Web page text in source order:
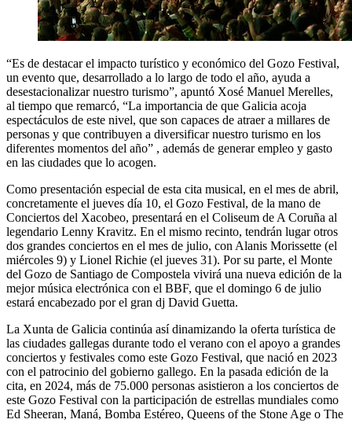
“Es de destacar el impacto turístico y económico del Gozo Festival,
un evento que, desarrollado a lo largo de todo el año, ayuda a
desestacionalizar nuestro turismo”, apuntó Xosé Manuel Merelles,
al tiempo que remarcó, “La importancia de que Galicia acoja
espectáculos de este nivel, que son capaces de atraer a millares de
personas y que contribuyen a diversificar nuestro turismo en los
diferentes momentos del año” , además de generar empleo y gasto
en las ciudades que lo acogen.
Como presentación especial de esta cita musical, en el mes de abril,
concretamente el jueves día 10, el Gozo Festival, de la mano de
Conciertos del Xacobeo, presentará en el Coliseum de A Coruña al
legendario Lenny Kravitz. En el mismo recinto, tendrán lugar otros
dos grandes conciertos en el mes de julio, con Alanis Morissette (el
miércoles 9) y Lionel Richie (el jueves 31). Por su parte, el Monte
del Gozo de Santiago de Compostela vivirá una nueva edición de la
mejor música electrónica con el BBF, que el domingo 6 de julio
estará encabezado por el gran dj David Guetta.
La Xunta de Galicia continúa así dinamizando la oferta turística de
las ciudades gallegas durante todo el verano con el apoyo a grandes
conciertos y festivales como este Gozo Festival, que nació en 2023
con el patrocinio del gobierno gallego. En la pasada edición de la
cita, en 2024, más de 75.000 personas asistieron a los conciertos de
este Gozo Festival con la participación de estrellas mundiales como
Ed Sheeran, Maná, Bomba Estéreo, Queens of the Stone Age o The